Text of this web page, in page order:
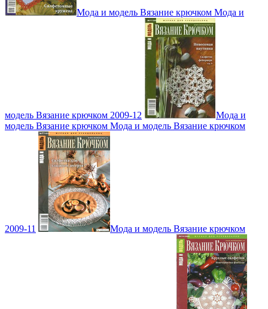
Мода и модель Вязание крючком Мода и
модель Вязание крючком 2009-12
Мода и
модель Вязание крючком Мода и модель Вязание крючком
2009-11 Мода и модель Вязание крючком